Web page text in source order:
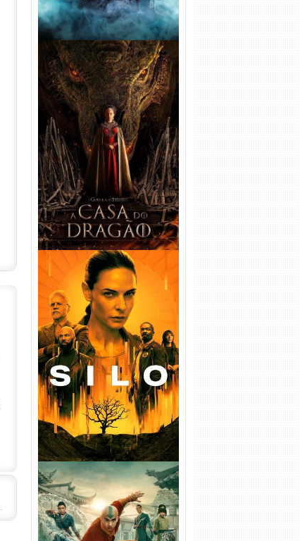
A Casa do Dragão 1ª
Temporada Torrent (2022)
WEB-DL 720p/1080p Dual
Áudio
Silo 1ª Temporada Torrent
(2023) WEB-DL
720p/1080p/4K Dual Áudio